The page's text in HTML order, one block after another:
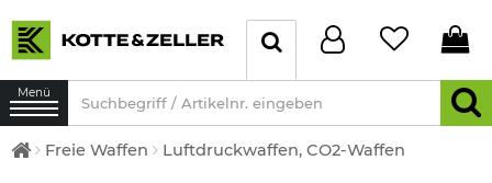
Menü
Freie Waffen Luftdruckwaffen, CO2-Waffen